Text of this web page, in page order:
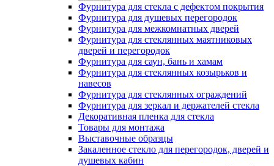
Фурнитура для стекла с дефектом покрытия
Фурнитура для душевых перегородок
Фурнитура для межкомнатных дверей
Фурнитура для стеклянных маятниковых
дверей и перегородок
Фурнитура для саун, бань и хамам
Фурнитура для стеклянных козырьков и
навесов
Фурнитура для стеклянных ограждений
Фурнитура для зеркал и держателей стекла
Декоративная пленка для стекла
Товары для монтажа
Выставочные образцы
Закаленное стекло для перегородок, дверей и
душевых кабин